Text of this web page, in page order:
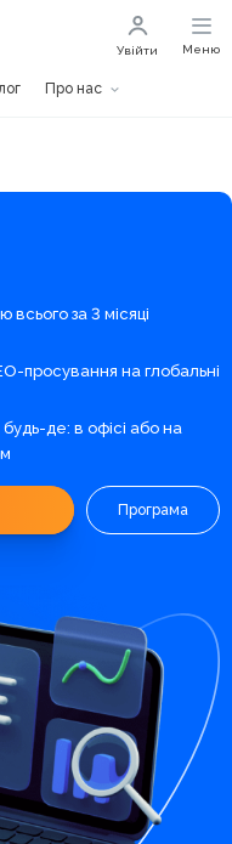
Про нас
Увійти Меню
за 3 місяці
просування на глобальні
де: в офісі або на
Програма